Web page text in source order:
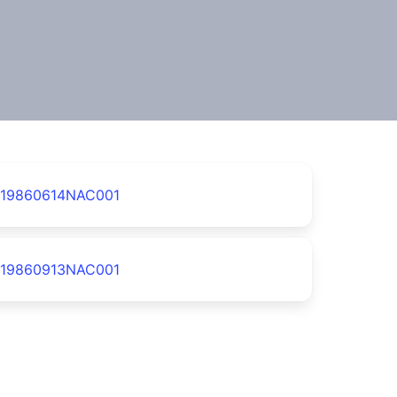
19860614NAC001
19860913NAC001